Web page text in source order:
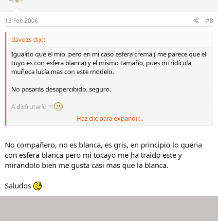
13 Feb 2006 #8
davozs dijo:
Igualito que el mio, pero en mi caso esfera crema ( me parece que el
tuyo es con esfera blanca) y el mismo tamaño, pues mi ridícula
muñeca lucía mas con este modelo.
No pasarás desapercibido, seguro.
A disfrutarlo !!!
Haz clic para expandir...
No compañero, no es blanca, es gris, en principio lo queria
con esfera blanca pero mi tocayo me ha traido este y
mirandolo bien me gusta casi mas que la blanca.
Saludos